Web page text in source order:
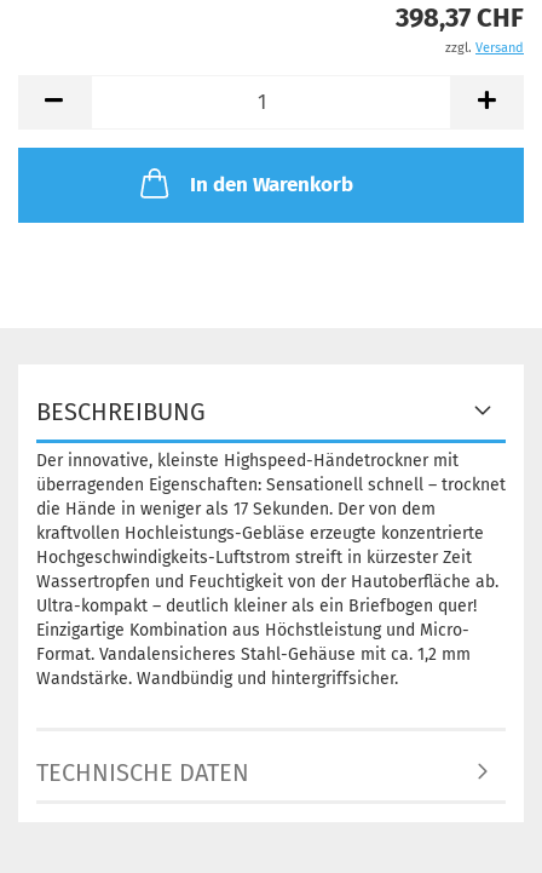
398,37 CHF
zzgl. Versand
In den Warenkorb
BESCHREIBUNG
Der innovative, kleinste Highspeed-Händetrockner mit
überragenden Eigenschaften: Sensationell schnell – trocknet
die Hände in weniger als 17 Sekunden. Der von dem
kraftvollen Hochleistungs-Gebläse erzeugte konzentrierte
Hochgeschwindigkeits-Luftstrom streift in kürzester Zeit
Wassertropfen und Feuchtigkeit von der Hautoberfläche ab.
Ultra-kompakt – deutlich kleiner als ein Briefbogen quer!
Einzigartige Kombination aus Höchstleistung und Micro-
Format. Vandalensicheres Stahl-Gehäuse mit ca. 1,2 mm
Wandstärke. Wandbündig und hintergriffsicher.
TECHNISCHE DATEN